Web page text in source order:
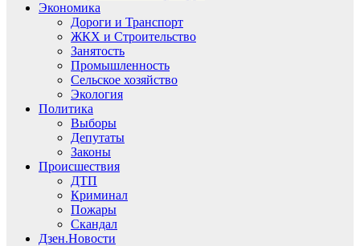
Экономика
Дороги и Транспорт
ЖКХ и Строительство
Занятость
Промышленность
Сельское хозяйство
Экология
Политика
Выборы
Депутаты
Законы
Происшествия
ДТП
Криминал
Пожары
Скандал
Дзен.Новости